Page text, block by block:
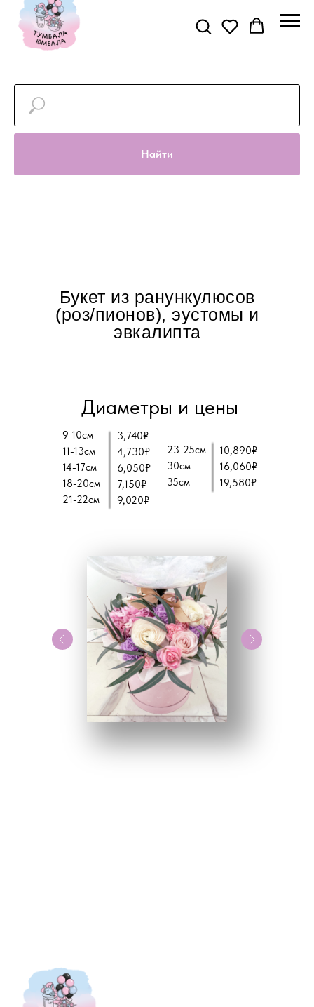
Найти
Букет из ранункулюсов
(роз/пионов), эустомы и
эвкалипта
Диаметры и цены
9-10см
11-13см
14-17см
18-20см
21-22см
23-25см
30см
35см
3,740₽
4,730₽
6,050₽
7,150₽
9,020₽
10,890₽
16,060₽
19,580₽